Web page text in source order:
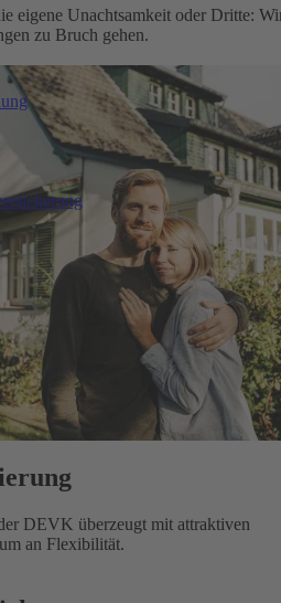
eigene Unachtsamkeit oder Dritte:
zu Bruch gehen.
DEVK überzeugt mit attraktiven
an Flexibilität.